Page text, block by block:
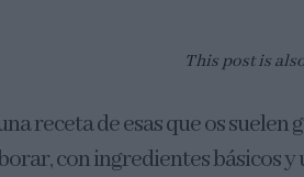
This post is
receta de esas que os suelen
con ingredientes básicos